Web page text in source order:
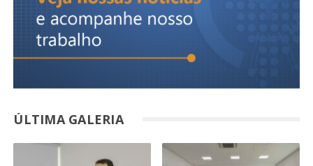
ÚLTIMA GALERIA